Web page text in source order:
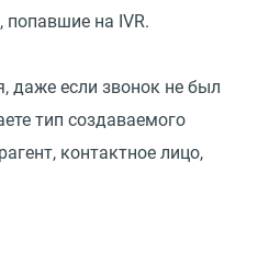
на IVR.
даже если звонок не был
тип создаваемого
контактное лицо,